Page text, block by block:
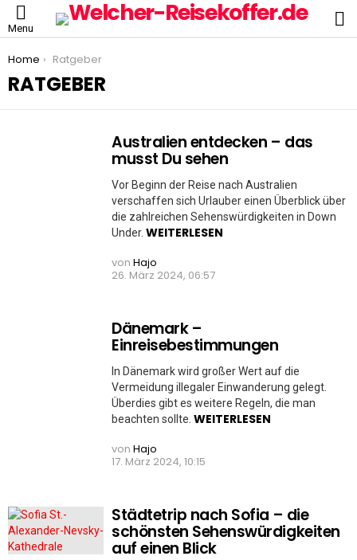
Menu
You are here:
Home Ratgeber
RATGEBER
Australien entdecken – das
musst Du sehen
Vor Beginn der Reise nach Australien
verschaffen sich Urlauber einen Überblick über
die zahlreichen Sehenswürdigkeiten in Down
Under. WEITERLESEN
von Hajo
26. März 2024, 06:57
Dänemark –
Einreisebestimmungen
In Dänemark wird großer Wert auf die
Vermeidung illegaler Einwanderung gelegt.
Überdies gibt es weitere Regeln, die man
beachten sollte. WEITERLESEN
von Hajo
17. März 2024, 10:15
Städtetrip nach Sofia – die
schönsten Sehenswürdigkeiten
auf einen Blick